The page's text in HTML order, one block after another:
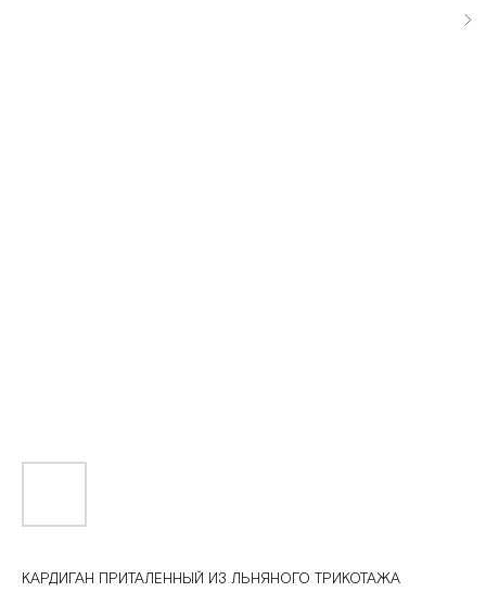
КАРДИГАН ПРИТАЛЕННЫЙ ИЗ ЛЬНЯНОГО ТРИКОТАЖА